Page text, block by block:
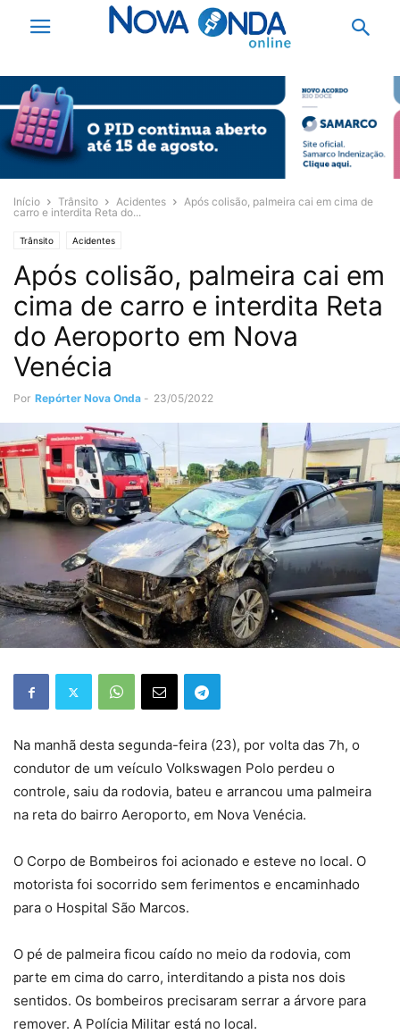
Início Trânsito Acidentes
Após colisão, palmeira cai em cima de
carro e interdita Reta do...
Trânsito Acidentes
Após colisão, palmeira cai em
cima de carro e interdita Reta
do Aeroporto em Nova
Venécia
Por Repórter Nova Onda - 23/05/2022
Na manhã desta segunda-feira (23), por volta das 7h, o
condutor de um veículo Volkswagen Polo perdeu o
controle, saiu da rodovia, bateu e arrancou uma palmeira
na reta do bairro Aeroporto, em Nova Venécia.
O Corpo de Bombeiros foi acionado e esteve no local. O
motorista foi socorrido sem ferimentos e encaminhado
para o Hospital São Marcos.
O pé de palmeira ficou caído no meio da rodovia, com
parte em cima do carro, interditando a pista nos dois
sentidos. Os bombeiros precisaram serrar a árvore para
remover. A Polícia Militar está no local.